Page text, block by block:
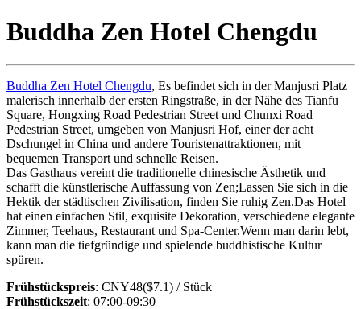
Buddha Zen Hotel Chengdu
Buddha Zen Hotel Chengdu, Es befindet sich in der Manjusri Platz
malerisch innerhalb der ersten Ringstraße, in der Nähe des Tianfu
Square, Hongxing Road Pedestrian Street und Chunxi Road
Pedestrian Street, umgeben von Manjusri Hof, einer der acht
Dschungel in China und andere Touristenattraktionen, mit
bequemen Transport und schnelle Reisen.
Das Gasthaus vereint die traditionelle chinesische Ästhetik und
schafft die künstlerische Auffassung von Zen;Lassen Sie sich in die
Hektik der städtischen Zivilisation, finden Sie ruhig Zen.Das Hotel
hat einen einfachen Stil, exquisite Dekoration, verschiedene elegante
Zimmer, Teehaus, Restaurant und Spa-Center.Wenn man darin lebt,
kann man die tiefgründige und spielende buddhistische Kultur
spüren.
Frühstückspreis: CNY48($7.1) / Stück
Frühstückszeit: 07:00-09:30